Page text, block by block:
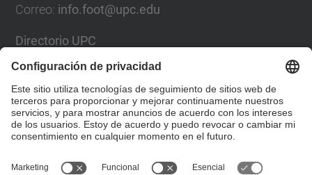
Correo: info.foot@upc.edu
Directorio UPC
Formulario de contacto
Lista Redes Sociales